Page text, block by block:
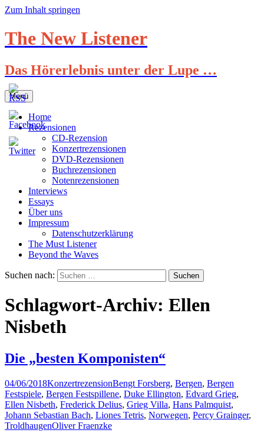
Zum Inhalt springen
The New Listener
Das Hörerlebnis unter der Lupe …
Menü
Home
Rezensionen
CD-Rezension
Konzertrezensionen
DVD-Rezensionen
Buchrezensionen
Notenrezensionen
Interviews
Essays
Über uns
Impressum
Datenschutzerklärung
The Must Listener
Beyond the Waves
Suchen nach:
Schlagwort-Archiv: Ellen
Nisbeth
Die „besten Komponisten“
04/06/2018KonzertrezensionBengt Forsberg, Bergen, Bergen
Festspiele, Bergen Festspillene, Duke Ellington, Edvard Grieg,
Ellen Nisbeth, Frederick Delius, Grieg Villa, Hans Palmquist,
Johann Sebastian Bach, Liones Tetris, Norwegen, Percy Grainger,
TroldhaugenOliver Fraenzke